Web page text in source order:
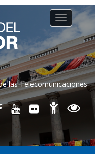
las Telecomunicaciones
Toggle
navigation